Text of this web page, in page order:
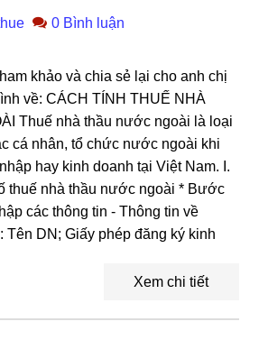
0 Bình luận
khảo và chia sẻ lại cho anh chị
về: CÁCH TÍNH THUẾ NHÀ
Thuế nhà thầu nước ngoài là loại
cá nhân, tổ chức nước ngoài khi
hay kinh doanh tại Việt Nam. I.
thuế nhà thầu nước ngoài * Bước
các thông tin - Thông tin về
Tên DN; Giấy phép đăng ký kinh
Xem chi tiết